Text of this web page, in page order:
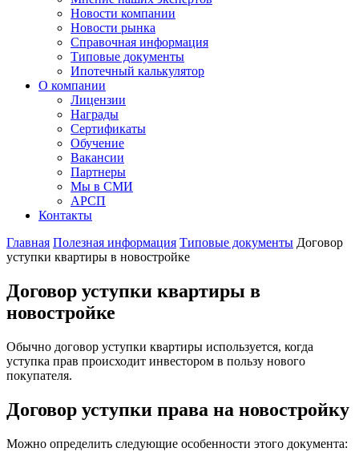
Новости компании
Новости рынка
Справочная информация
Типовые документы
Ипотечный калькулятор
О компании
Лицензии
Награды
Сертификаты
Обучение
Вакансии
Партнеры
Мы в СМИ
АРСП
Контакты
Главная Полезная информация Типовые документы Договор
уступки квартиры в новостройке
Договор уступки квартиры в
новостройке
Обычно договор уступки квартиры используется, когда
уступка прав происходит инвестором в пользу нового
покупателя.
Договор уступки права на новостройку
Можно определить следующие особенности этого документа: